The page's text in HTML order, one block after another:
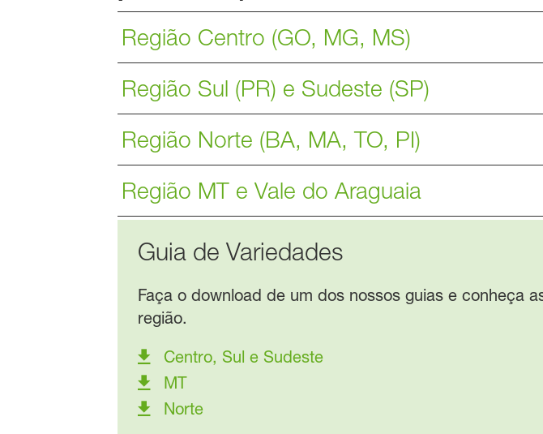
Região Centro (GO, MG, MS)
Região Sul (PR) e Sudeste (SP)
Região Norte (BA, MA, TO, PI)
Região MT e Vale do Araguaia
Guia de Variedades
Faça o download de um dos nossos guias e conheça
região.
Centro, Sul e Sudeste
MT
Norte